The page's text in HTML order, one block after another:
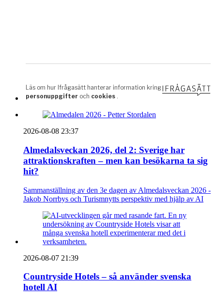
2026-08-08 23:37
Almedalsveckan 2026, del 2: Sverige har
attraktionskraften – men kan besökarna ta sig
hit?
Sammanställning av den 3e dagen av Almedalsveckan 2026 -
Jakob Norrbys och Turismnytts perspektiv med hjälp av AI
2026-08-07 21:39
Countryside Hotels – så använder svenska
hotell AI